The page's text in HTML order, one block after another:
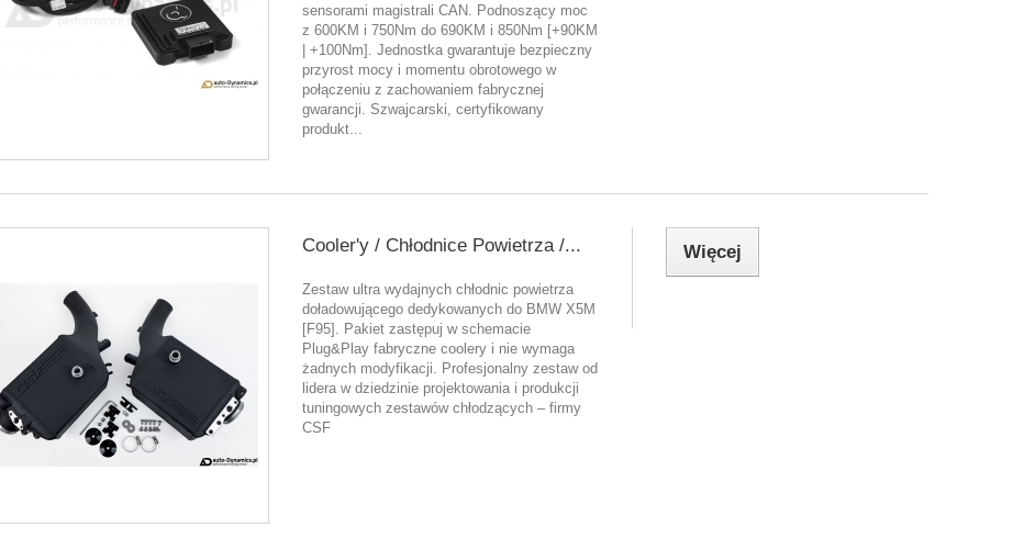
sensorami magistrali CAN. Podnoszący moc
z 600KM i 750Nm do 690KM i 850Nm [+90KM
| +100Nm]. Jednostka gwarantuje bezpieczny
przyrost mocy i momentu obrotowego w
połączeniu z zachowaniem fabrycznej
gwarancji. Szwajcarski, certyfikowany
produkt...
Cooler'y / Chłodnice Powietrza /...
Zestaw ultra wydajnych chłodnic powietrza
doładowującego dedykowanych do BMW X5M
[F95]. Pakiet zastępuj w schemacie
Plug&Play fabryczne coolery i nie wymaga
żadnych modyfikacji. Profesjonalny zestaw od
lidera w dziedzinie projektowania i produkcji
tuningowych zestawów chłodzących – firmy
CSF
Więcej